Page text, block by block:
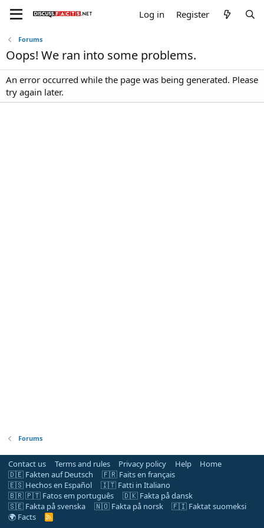
Log in Register
Forums
Oops! We ran into some problems.
An error occurred while the page was being generated. Please
try again later.
Forums
Contact us Terms and rules Privacy policy Help
Home
🇩🇪 Fakten auf Deutsch
🇫🇷 Faits en français
🇪🇸 Hechos en Español
🇮🇹 Fatti in Italiano
🇧🇷 🇵🇹 Fatos em português
🇩🇰 Fakta på dansk
🇸🇪 Fakta på svenska
🇳🇴 Fakta på norsk
🇫🇮 Faktat suomeksi
🌍 Facts
R